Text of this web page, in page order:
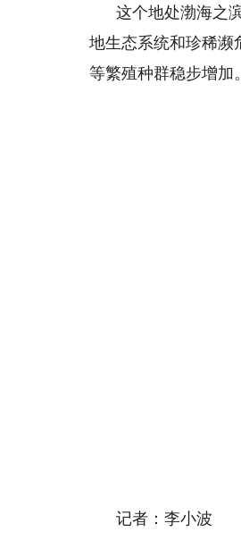
这个地处渤海之
地生态系统和珍稀濒
等繁殖种群稳步增加。
记者：李小波